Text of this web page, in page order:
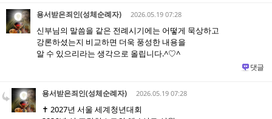
용서받은죄인(성체순례자) 2026.05.19 07:28
신부님의 말씀을 같은 전례시기에는 어떻게 묵상하고
강론하셨는지 비교하면 더욱 풍성한 내용을
알 수 있으리라는 생각으로 올립니다.^♡^
댓글
용서받은죄인(성체순례자) 2026.05.19 07:28
✝️ 2027년 서울 세계청년대회